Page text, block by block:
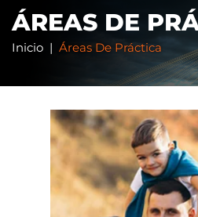
ÁREAS DE
Inicio | Áreas De Práctica